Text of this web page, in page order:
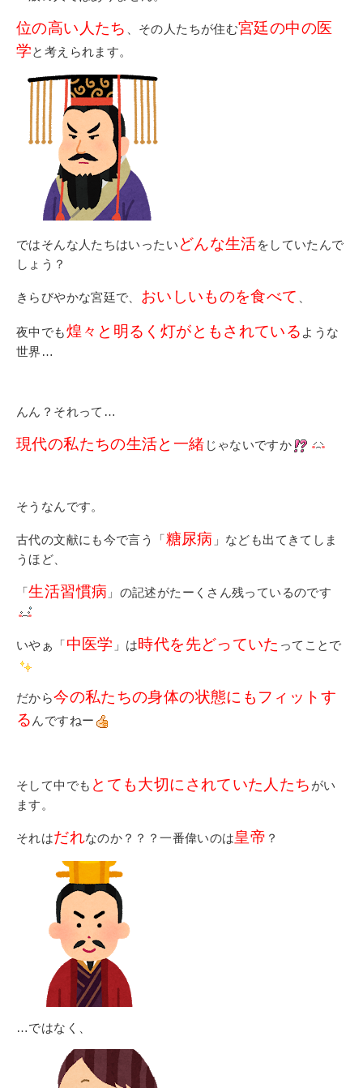
位の高い人たち 、その人たちが住む宮廷の中の医
学と考えられます。
ではそんな人たちはいったい どんな生活をしていたんで
しょう？
きらびやかな宮廷で、 おいしいものを食べて
夜中でも煌々と明るく灯がともされている ような
世界…
んん？それって…
現代の私たちの生活と一緒 じゃないですか
そうなんです。
古代の文献にも今で言う「糖尿病 」なども出てきてしま
うほど、
「生活習慣病 」の記述がたーくさん残っているのです
いやぁ「中医学 」は時代を先どっていた ってことで
だから今の私たちの身体の状態にもフィットす
る んですねー
そして中でも とても大切にされていた人たち がい
ます。
それはだれなのか？？？一番偉いのは皇帝 ？
…ではなく、